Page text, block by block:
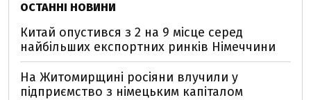
ОСТАННІ НОВИНИ
Китай опустився з 2 на 9 місце серед
найбільших експортних ринків Німеччини
На Житомирщині росіяни влучили у
підприємство з німецьким капіталом